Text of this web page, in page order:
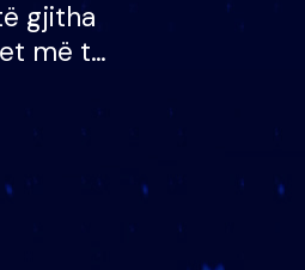
gjitha
më të